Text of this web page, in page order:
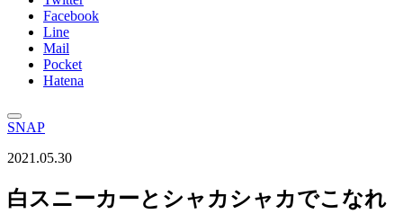
Facebook
Line
Mail
Pocket
Hatena
SNAP
2021.05.30
白スニーカーとシャカシャカでこなれ